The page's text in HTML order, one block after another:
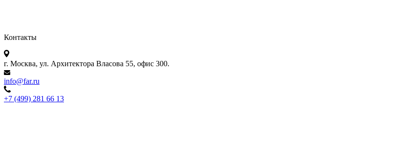
Контакты
г. Москва, ул. Архитектора Власова 55, офис 300.
info@far.ru
+7 (499) 281 66 13